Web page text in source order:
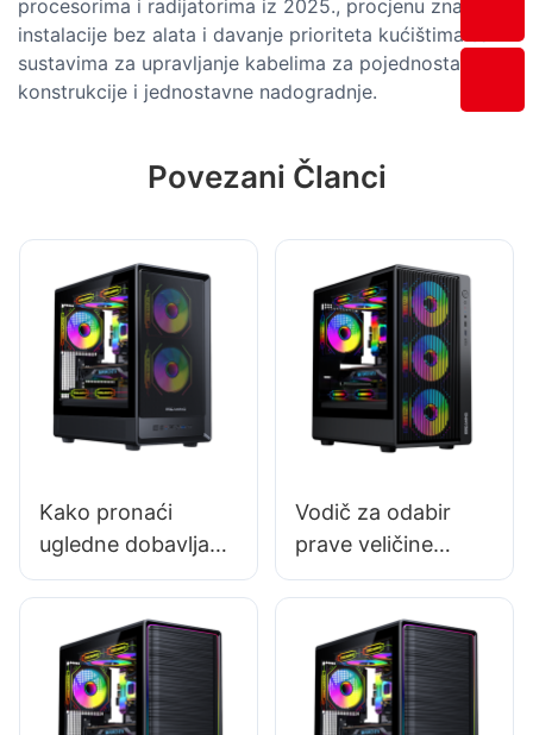
procesorima i radijatorima iz 2025., procjenu značajki
instalacije bez alata i davanje prioriteta kućištima sa
sustavima za upravljanje kabelima za pojednostavljene
konstrukcije i jednostavne nadogradnje.
Povezani Članci
Kako pronaći
ugledne dobavljače
kućišta za igraća
Vodič za odabir
prave veličine
kućišta za računalo